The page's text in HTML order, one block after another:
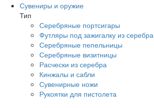
Сувениры и оружие
Тип
Серебряные портсигары
Футляры под зажигалку из серебра
Серебряные пепельницы
Серебряные визитницы
Расчески из серебра
Кинжалы и сабли
Сувенирные ножи
Рукоятки для пистолета